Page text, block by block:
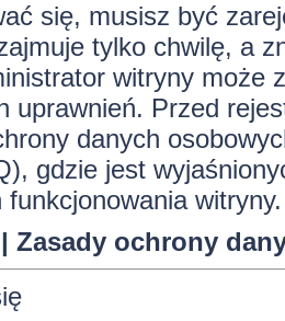
się, musisz być
tylko chwilę, a
witryny może
uprawnień. Przed
danych
gdzie jest
witryny.
| Zasady ochrony